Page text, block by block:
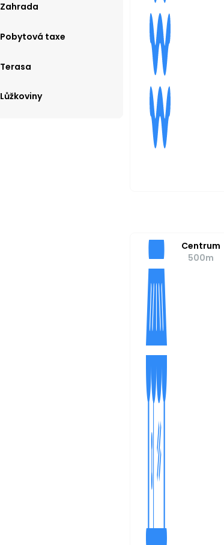
Zahrada
Pobytová taxe
Terasa
Lůžkoviny
Centrum
500m